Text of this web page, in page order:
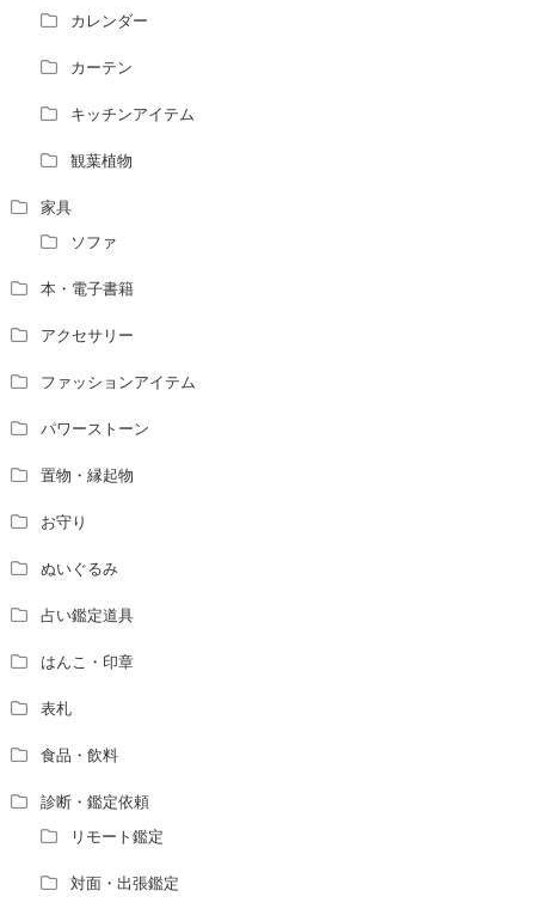
風水の流派について教えてください。
風水師になるには、どんな勉強をすればいいですか？
カレンダー
カーテン
キッチンアイテム
観葉植物
家具
ソファ
本・電子書籍
アクセサリー
ファッションアイテム
パワーストーン
置物・縁起物
お守り
ぬいぐるみ
占い鑑定道具
はんこ・印章
表札
食品・飲料
診断・鑑定依頼
リモート鑑定
対面・出張鑑定